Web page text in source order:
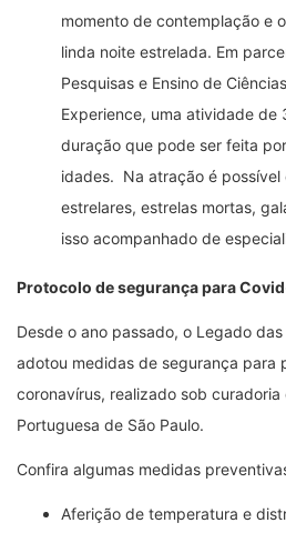
momento de contemplação e
linda noite estrelada. Em
Pesquisas e Ensino de
Experience, uma atividade de
duração que pode ser feita
idades. Na atração é
estrelares, estrelas mortas,
isso acompanhado de
Protocolo de segurança para
Desde o ano passado, o Legado
adotou medidas de segurança para
coronavírus, realizado sob curadoria
Portuguesa de São Paulo.
Confira algumas medidas
Aferição de temperatura e